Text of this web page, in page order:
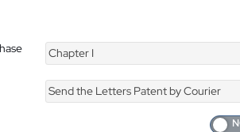
Chapter I
Send the Letters Patent by Courier